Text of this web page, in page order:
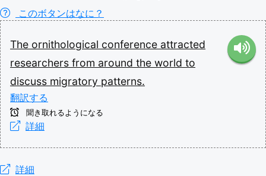
このボタンはなに？
The ornithological conference attracted
researchers from around the world to
discuss migratory patterns.
翻訳する
聞き取れるようになる
詳細
詳細